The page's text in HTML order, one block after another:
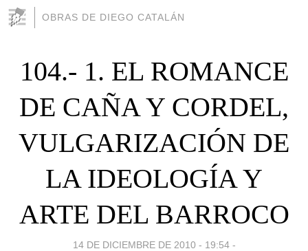
OBRAS DE DIEGO CATALÁN
104.- 1. EL ROMANCE
DE CAÑA Y CORDEL,
VULGARIZACIÓN DE
LA IDEOLOGÍA Y
ARTE DEL BARROCO
14 DE DICIEMBRE DE 2010 - 19:54 -